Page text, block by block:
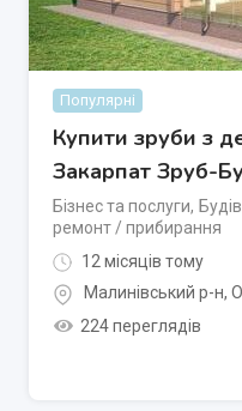
Популярні
Купити зруби з
Закарпат Зруб-
Бізнес та послуги,
ремонт / прибирання
12 місяців тому
Малинівський р-н,
224 переглядів